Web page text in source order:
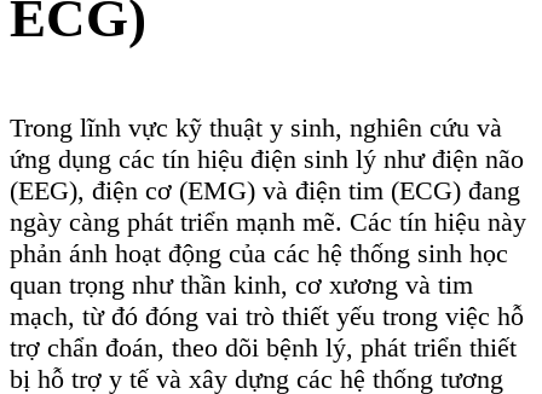
Interface, Brain-Computer Interface).
Việc thu nhận các tín hiệu điện sinh lý đòi hỏi
sử dụng các thiết bị chuyên dụng có khả năng